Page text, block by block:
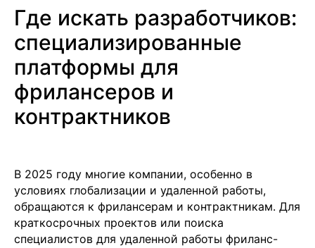
Где искать разработчиков:
специализированные
платформы для
фрилансеров и
контрактников
В 2025 году многие компании, особенно в
условиях глобализации и удаленной работы,
обращаются к фрилансерам и контрактникам. Для
краткосрочных проектов или поиска
специалистов для удаленной работы фриланс-